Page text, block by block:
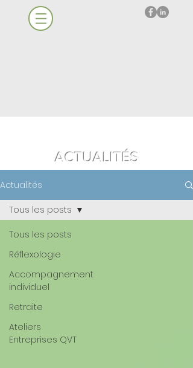
ACTUALITÉS
Actualités
Tous les posts
Réflexologie
Accompagnement
individuel
Retraite
Ateliers
Entreprises QVT
Tous les posts